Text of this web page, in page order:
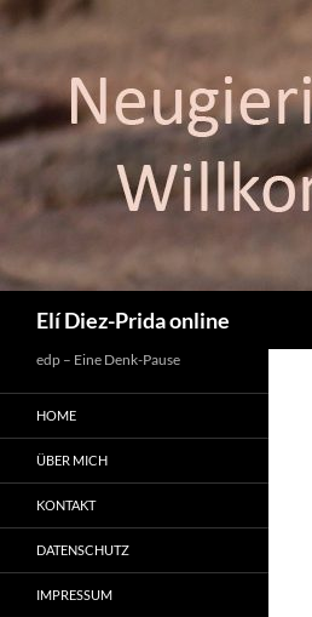
Elí Diez-Prida online
edp – Eine Denk-Pause
HOME
ÜBER MICH
KONTAKT
DATENSCHUTZ
IMPRESSUM